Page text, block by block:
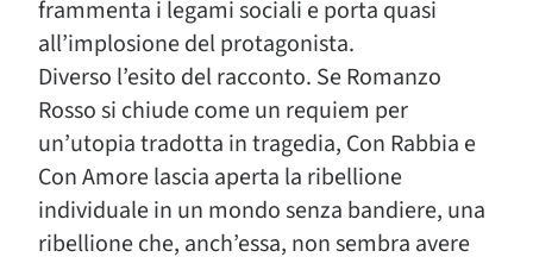
frammenta i legami sociali e porta quasi
all’implosione del protagonista.
Diverso l’esito del racconto. Se Romanzo
Rosso si chiude come un requiem per
un’utopia tradotta in tragedia, Con Rabbia e
Con Amore lascia aperta la ribellione
individuale in un mondo senza bandiere, una
ribellione che, anch’essa, non sembra avere